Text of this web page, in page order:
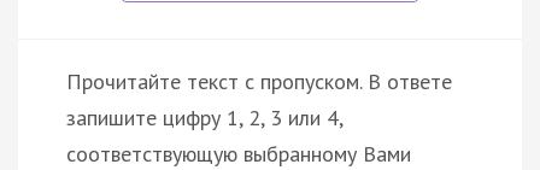
Прочитайте текст с пропуском. В ответе
запишите цифру 1, 2, 3 или 4,
соответствующую выбранному Вами